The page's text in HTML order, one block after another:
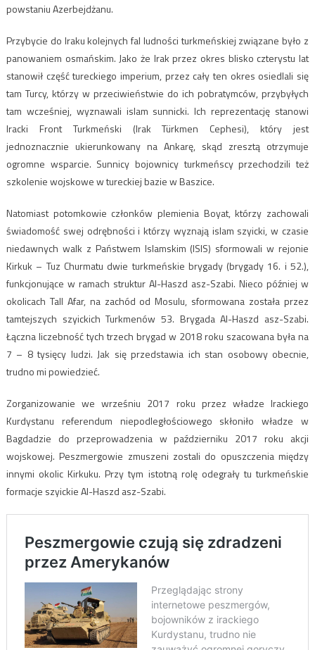
powstaniu Azerbejdżanu.
Przybycie do Iraku kolejnych fal ludności turkmeńskiej związane było z
panowaniem osmańskim. Jako że Irak przez okres blisko czterystu lat
stanowił część tureckiego imperium, przez cały ten okres osiedlali się
tam Turcy, którzy w przeciwieństwie do ich pobratymców, przybyłych
tam wcześniej, wyznawali islam sunnicki. Ich reprezentację stanowi
Iracki Front Turkmeński (Irak Türkmen Cephesi), który jest
jednoznacznie ukierunkowany na Ankarę, skąd zresztą otrzymuje
ogromne wsparcie. Sunnicy bojownicy turkmeńscy przechodzili też
szkolenie wojskowe w tureckiej bazie w Baszice.
Natomiast potomkowie członków plemienia Boyat, którzy zachowali
świadomość swej odrębności i którzy wyznają islam szyicki, w czasie
niedawnych walk z Państwem Islamskim (ISIS) sformowali w rejonie
Kirkuk – Tuz Churmatu dwie turkmeńskie brygady (brygady 16. i 52.),
funkcjonujące w ramach struktur Al-Haszd asz-Szabi. Nieco później w
okolicach Tall Afar, na zachód od Mosulu, sformowana została przez
tamtejszych szyickich Turkmenów 53. Brygada Al-Haszd asz-Szabi.
Łączna liczebność tych trzech brygad w 2018 roku szacowana była na
7 – 8 tysięcy ludzi. Jak się przedstawia ich stan osobowy obecnie,
trudno mi powiedzieć.
Zorganizowanie we wrześniu 2017 roku przez władze Irackiego
Kurdystanu referendum niepodległościowego skłoniło władze w
Bagdadzie do przeprowadzenia w październiku 2017 roku akcji
wojskowej. Peszmergowie zmuszeni zostali do opuszczenia między
innymi okolic Kirkuku. Przy tym istotną rolę odegrały tu turkmeńskie
formacje szyickie Al-Haszd asz-Szabi.